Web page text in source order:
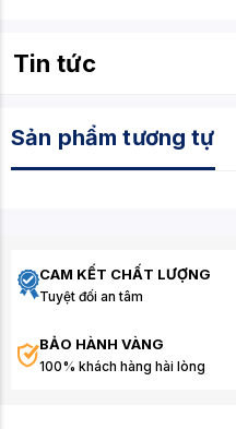
Tin tức
Sản phẩm tương tự
CAM KẾT CHẤT LƯỢNG
Tuyệt đối an tâm
BẢO HÀNH VÀNG
100% khách hàng hài lòng